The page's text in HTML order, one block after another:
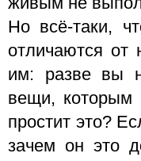
Но всё-таки,
отличаются от
им: разве вы
вещи,
простит это?
зачем он это